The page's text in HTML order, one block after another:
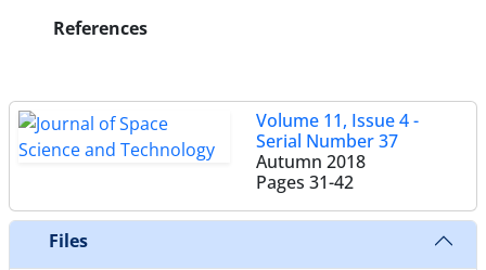
References
Volume 11, Issue 4 -
Serial Number 37
Autumn 2018
Pages 31-42
Files